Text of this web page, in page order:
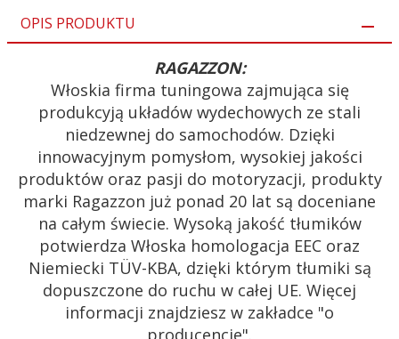
OPIS PRODUKTU
RAGAZZON:
Włoskia firma tuningowa zajmująca się
produkcyją układów wydechowych ze stali
niedzewnej do samochodów. Dzięki
innowacyjnym pomysłom, wysokiej jakości
produktów oraz pasji do motoryzacji, produkty
marki Ragazzon już ponad 20 lat są doceniane
na całym świecie. Wysoką jakość tłumików
potwierdza Włoska homologacja EEC oraz
Niemiecki TÜV-KBA, dzięki którym tłumiki są
dopuszczone do ruchu w całej UE. Więcej
informacji znajdziesz w zakładce "o